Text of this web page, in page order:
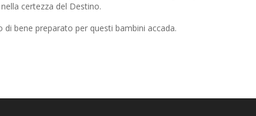
certezza del Destino.
bene preparato per questi bambini accada.